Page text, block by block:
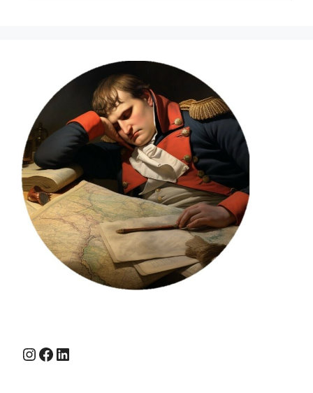
Instagram
Facebook
LinkedIn